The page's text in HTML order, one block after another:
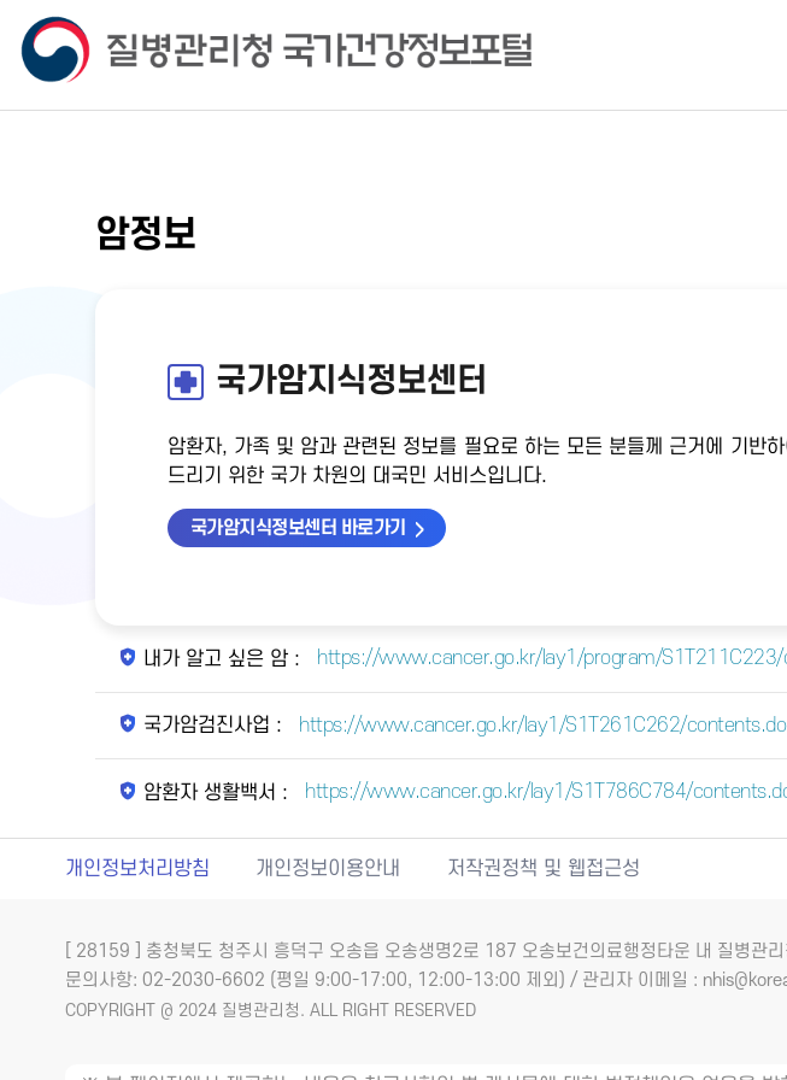
암정보
국가암지식정보센터
암환자, 가족 및 암과 관련된 정보를 필요로 하는 모든 분들께 근거에 기반
드리기 위한 국가 차원의 대국민 서비스입니다.
국가암지식정보센터 바로가기
내가 알고 싶은 암 : https://www.cancer.go.kr/lay1/program/S1T211C223/
국가암검진사업 : https://www.cancer.go.kr/lay1/S1T261C262/contents.do
암환자 생활백서 : https://www.cancer.go.kr/lay1/S1T786C784/
개인정보처리방침 개인정보이용안내 저작권정책 및 웹접근성
[ 28159 ] 충청북도 청주시 흥덕구 오송읍 오송생명2로 187 오송보건의료행정타운 내 질병관리
문의사항: 02-2030-6602 (평일 9:00-17:00, 12:00-13:00 제외) / 관리자 이메일 :
COPYRIGHT @ 2024 질병관리청. ALL RIGHT RESERVED